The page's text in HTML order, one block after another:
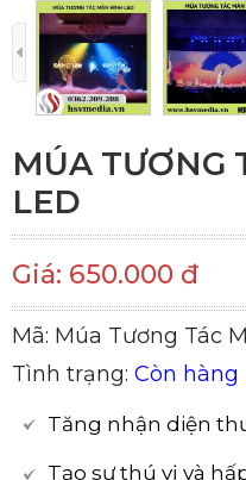
MÚA TƯƠNG
LED
Giá: 650.000 đ
Mã: Múa Tương Tác
Tình trạng: Còn hàng
Tăng nhận diện
Tạo sự thú vị và